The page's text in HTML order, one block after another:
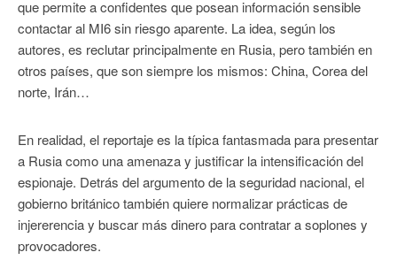
que permite a confidentes que posean información sensible
contactar al MI6 sin riesgo aparente. La idea, según los
autores, es reclutar principalmente en Rusia, pero también en
otros países, que son siempre los mismos: China, Corea del
norte, Irán…
En realidad, el reportaje es la típica fantasmada para presentar
a Rusia como una amenaza y justificar la intensificación del
espionaje. Detrás del argumento de la seguridad nacional, el
gobierno británico también quiere normalizar prácticas de
injererencia y buscar más dinero para contratar a soplones y
provocadores.